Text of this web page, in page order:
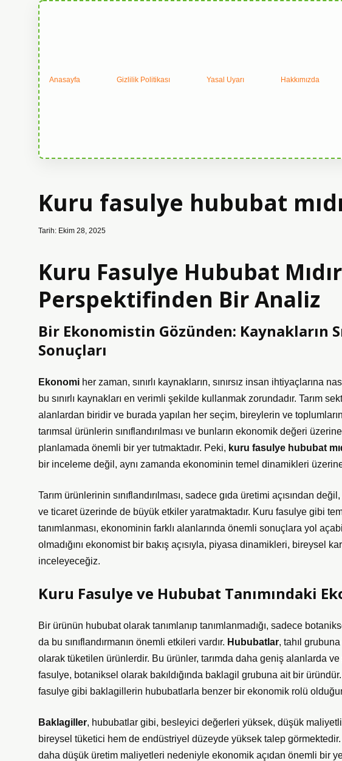
Anasayfa Gizlilik Politikası Yasal Uyarı Hakkımızda
Kuru fasulye hububat
Tarih: Ekim 28, 2025
Kuru Fasulye Hububat
Perspektifinden Bir Analiz
Bir Ekonomistin Gözünden: Kaynakların
Sonuçları
Ekonomi her zaman, sınırlı kaynakların, sınırsız insan ihtiyaçlarına
bu sınırlı kaynakları en verimli şekilde kullanmak zorundadır. Tarım
alanlardan biridir ve burada yapılan her seçim, bireylerin ve
tarımsal ürünlerin sınıflandırılması ve bunların ekonomik değeri
planlamada önemli bir yer tutmaktadır. Peki, kuru fasulye hububat
bir inceleme değil, aynı zamanda ekonominin temel dinamikleri
Tarım ürünlerinin sınıflandırılması, sadece gıda üretimi açısından
ve ticaret üzerinde de büyük etkiler yaratmaktadır. Kuru fasulye gibi
tanımlanması, ekonominin farklı alanlarında önemli sonuçlara yol
olmadığını ekonomist bir bakış açısıyla, piyasa dinamikleri, bireysel
inceleyeceğiz.
Kuru Fasulye ve Hububat Tanımındaki
Bir ürünün hububat olarak tanımlanıp tanımlanmadığı, sadece
da bu sınıflandırmanın önemli etkileri vardır. Hububatlar, tahıl
olarak tüketilen ürünlerdir. Bu ürünler, tarımda daha geniş alanlarda
fasulye, botaniksel olarak bakıldığında baklagil grubuna ait bir
fasulye gibi baklagillerin hububatlarla benzer bir ekonomik rolü
Baklagiller, hububatlar gibi, besleyici değerleri yüksek, düşük
bireysel tüketici hem de endüstriyel düzeyde yüksek talep
daha düşük üretim maliyetleri nedeniyle ekonomik açıdan önemli bir